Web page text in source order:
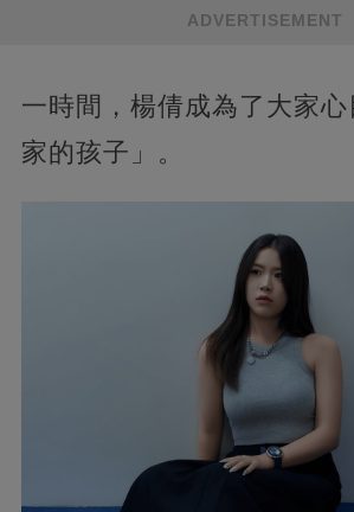
ADVERTISEMENT
一時間，楊倩成為了大家心
家的孩子」。